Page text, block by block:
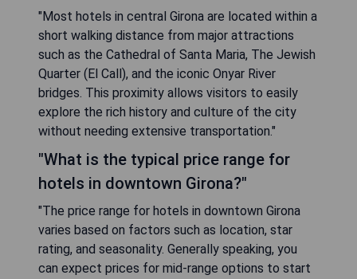
"Most hotels in central Girona are located within a
short walking distance from major attractions
such as the Cathedral of Santa Maria, The Jewish
Quarter (El Call), and the iconic Onyar River
bridges. This proximity allows visitors to easily
explore the rich history and culture of the city
without needing extensive transportation."
"What is the typical price range for
hotels in downtown Girona?"
"The price range for hotels in downtown Girona
varies based on factors such as location, star
rating, and seasonality. Generally speaking, you
can expect prices for mid-range options to start